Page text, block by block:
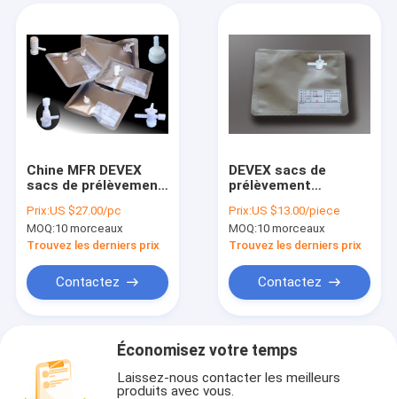
Chine MFR DEVEX
sacs de prélèvement
PC/ABS/PP avec
septum pour le
prélèvement de
Prix:US $27.00/pc
MOQ:10 morceaux
Trouvez les derniers prix
Contactez
DEVEX sacs de
prélèvement
bouchon d'ouverture
latérale et vanne de
septum pour
seringue DEV21_40L
Prix:US $13.00/piece
MOQ:10 morceaux
Trouvez les derniers prix
Contactez
Économisez votre temps
Laissez-nous contacter les meilleurs
produits avec vous.